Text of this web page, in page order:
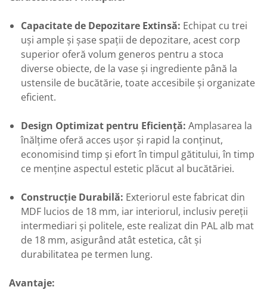
Capacitate de Depozitare Extinsă: Echipat cu trei
uși ample și șase spații de depozitare, acest corp
superior oferă volum generos pentru a stoca
diverse obiecte, de la vase și ingrediente până la
ustensile de bucătărie, toate accesibile și organizate
eficient.
Design Optimizat pentru Eficiență: Amplasarea la
înălțime oferă acces ușor și rapid la conținut,
economisind timp și efort în timpul gătitului, în timp
ce menține aspectul estetic plăcut al bucătăriei.
Construcție Durabilă: Exteriorul este fabricat din
MDF lucios de 18 mm, iar interiorul, inclusiv pereții
intermediari și politele, este realizat din PAL alb mat
de 18 mm, asigurând atât estetica, cât și
durabilitatea pe termen lung.
Avantaje: